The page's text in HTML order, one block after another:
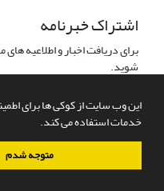
این وب سایت از کوکی ها برای
خدمات استفاده می کند.
متوجه شدم
اشتراک خبرنامه
برای دریافت اخبار و اطلاعیه
شوید.
سامانه مدیریت نشریات علمی.